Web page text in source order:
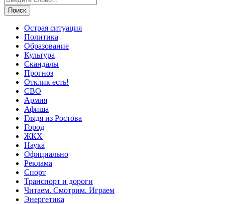
Острая ситуация
Политика
Образование
Культура
Скандалы
Прогноз
Отклик есть!
СВО
Армия
Афиша
Глядя из Ростова
Город
ЖКХ
Наука
Официально
Реклама
Спорт
Транспорт и дороги
Читаем. Смотрим. Играем
Энергетика